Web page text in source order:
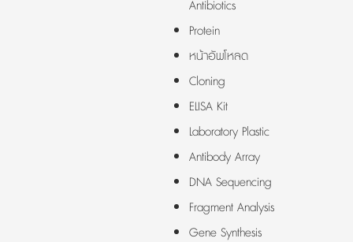
Antibiotics
Protein
หน้าอัพโหลด
Cloning
ELISA Kit
Laboratory Plastic
Antibody Array
DNA Sequencing
Fragment Analysis
Gene Synthesis